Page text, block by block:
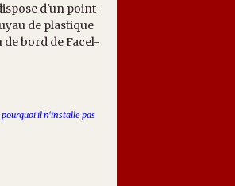
d'un point
de plastique
bord de Facel-
il n'installe pas